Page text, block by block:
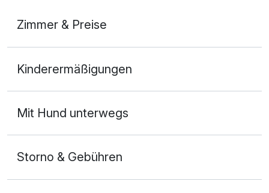
Zimmer & Preise
2 Erwachsene und 2 Kinder
Für 8 Tage 584,50 €
Kinderermäßigungen
Mit Hund unterwegs
Storno & Gebühren